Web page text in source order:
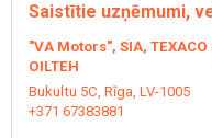
Saistītie uzņēmumi,
"VA Motors", SIA,
OILTEH
Bukultu 5C, Rīga, LV-1005
+371 67383881